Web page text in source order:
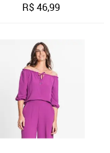
R$46,99